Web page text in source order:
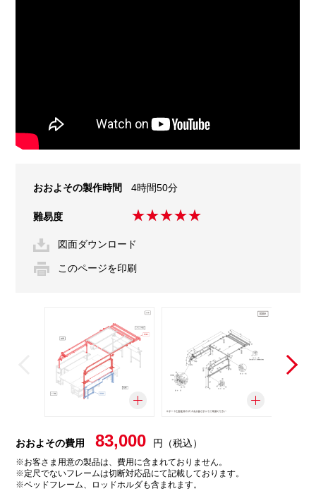
おおよその製作時間 4時間50分
難易度
図面ダウンロード
このページを印刷
おおよその費用 83,000 円（税込）
※お客さま用意の製品は、費用に含まれておりません。
※定尺でないフレームは切断対応品にて記載しております。
※ベッドフレーム、ロッドホルダも含まれます。